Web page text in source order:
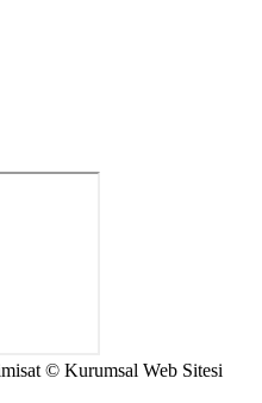
© Kurumsal Web Sitesi